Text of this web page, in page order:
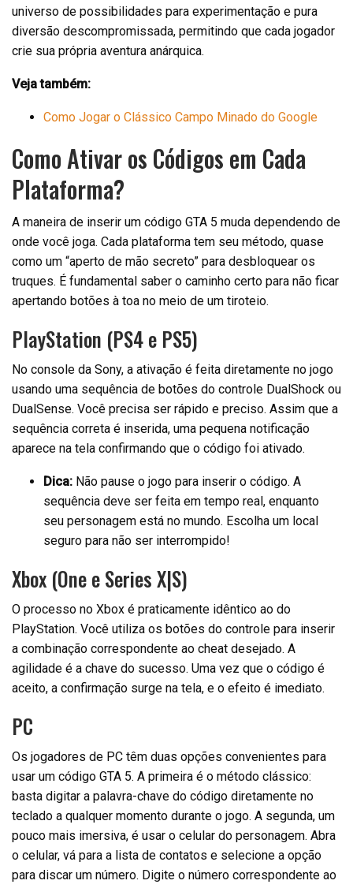
universo de possibilidades para experimentação e pura
diversão descompromissada, permitindo que cada jogador
crie sua própria aventura anárquica.
Veja também:
Como Jogar o Clássico Campo Minado do Google
Como Ativar os Códigos em Cada
Plataforma?
A maneira de inserir um código GTA 5 muda dependendo de
onde você joga. Cada plataforma tem seu método, quase
como um “aperto de mão secreto” para desbloquear os
truques. É fundamental saber o caminho certo para não ficar
apertando botões à toa no meio de um tiroteio.
PlayStation (PS4 e PS5)
No console da Sony, a ativação é feita diretamente no jogo
usando uma sequência de botões do controle DualShock ou
DualSense. Você precisa ser rápido e preciso. Assim que a
sequência correta é inserida, uma pequena notificação
aparece na tela confirmando que o código foi ativado.
Dica: Não pause o jogo para inserir o código. A
sequência deve ser feita em tempo real, enquanto
seu personagem está no mundo. Escolha um local
seguro para não ser interrompido!
Xbox (One e Series X|S)
O processo no Xbox é praticamente idêntico ao do
PlayStation. Você utiliza os botões do controle para inserir
a combinação correspondente ao cheat desejado. A
agilidade é a chave do sucesso. Uma vez que o código é
aceito, a confirmação surge na tela, e o efeito é imediato.
PC
Os jogadores de PC têm duas opções convenientes para
usar um código GTA 5. A primeira é o método clássico:
basta digitar a palavra-chave do código diretamente no
teclado a qualquer momento durante o jogo. A segunda, um
pouco mais imersiva, é usar o celular do personagem. Abra
o celular, vá para a lista de contatos e selecione a opção
para discar um número. Digite o número correspondente ao